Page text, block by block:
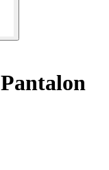
Pantalon